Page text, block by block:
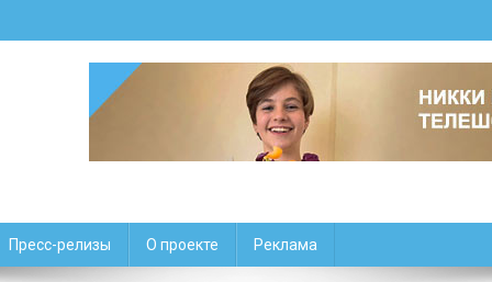
Пресс-релизы О проекте Реклама